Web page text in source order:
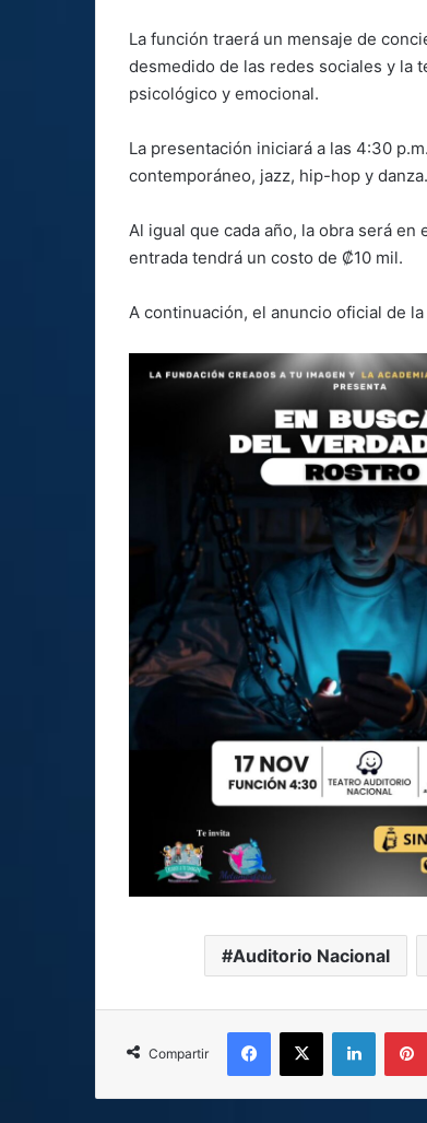
La función traerá un mensaje de
desmedido de las redes sociales y la
psicológico y emocional.
La presentación iniciará a las 4:30
contemporáneo, jazz, hip-hop y danza.
Al igual que cada año, la obra será
entrada tendrá un costo de ₡10 mil.
A continuación, el anuncio oficial de
Auditorio Nacional
Compartir
Facebook
X LinkedIn